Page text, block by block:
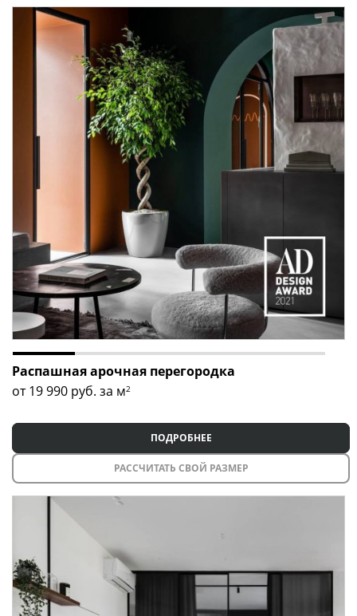
рассчитывается индивидуально в зависимости от
удаленности объекта.
• В регионы отправка осуществляется через транспортные
компании, стоимость зависит от расстояния и объема
Оставьте заявку прямо сейчас
, чтобы наш менеджер
связался с вами, рассчитал стоимость доставки и
монтажа, а также ответил на все ваши вопросы!
Распашная арочная перегородка
от 19 990 руб. за м2
ПОДРОБНЕЕ
РАССЧИТАТЬ СВОЙ РАЗМЕР